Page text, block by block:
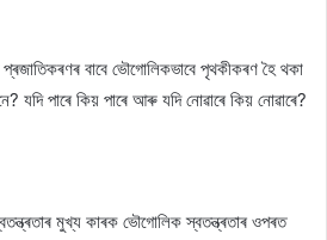
বাবে ভৌগোলিকভাবে পৃথকীকৰণ হৈ থকা
যদি পাৰে কিয় পাৰে আৰু যদি নোৱাৰে কিয় নোৱাৰে?
মুখ্য কাৰক ভৌগোলিক স্বতন্ত্ৰতাৰ ওপৰত